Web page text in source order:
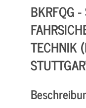
BKRFQG
TECHNIK